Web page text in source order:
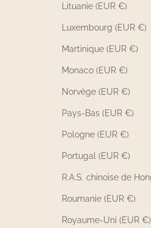
Lituanie (EUR €)
Luxembourg (EUR €)
Martinique (EUR €)
Monaco (EUR €)
Norvège (EUR €)
Pays-Bas (EUR €)
Pologne (EUR €)
Portugal (EUR €)
R.A.S. chinoise de
Roumanie (EUR €)
Royaume-Uni (EUR €)